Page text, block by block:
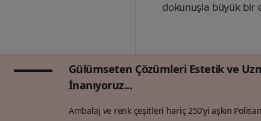
dokunuşla büyük bir
Gülümseten Çözümleri Estetik ve
İnanıyoruz...
Ambalaj ve renk çeşitleri hariç 250’yi aşkın